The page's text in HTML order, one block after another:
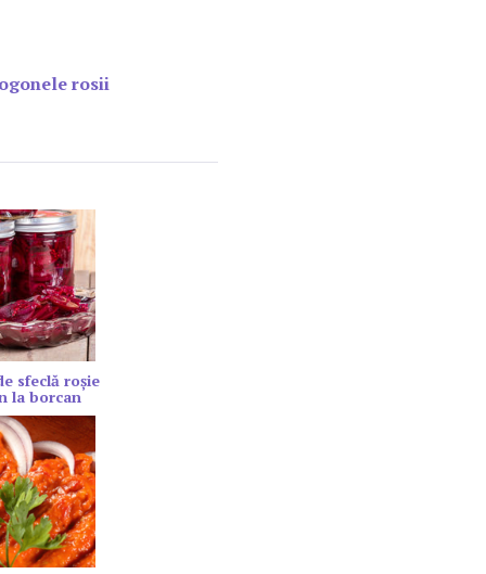
rosii
sfeclă roșie
la borcan